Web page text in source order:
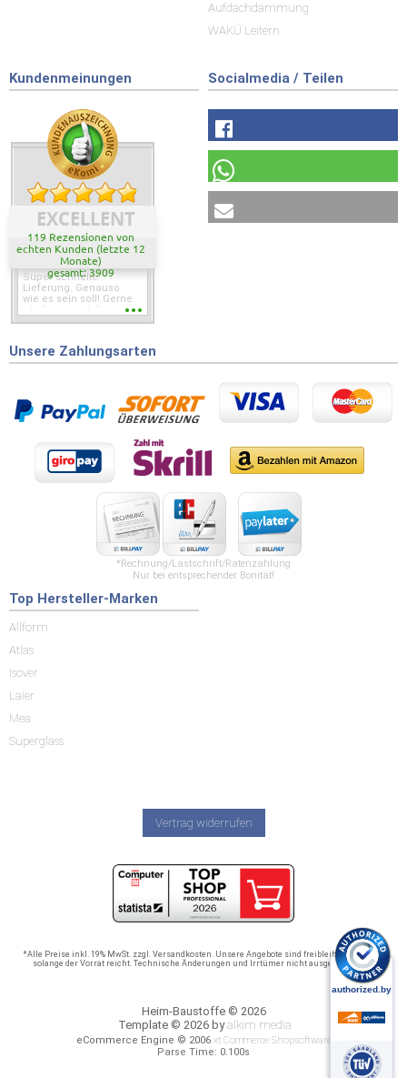
Aufdachdämmung
WAKÜ Leitern
Kundenmeinungen
EXCELLENT
119 Rezensionen von
echten Kunden (letzte 12
Monate)
gesamt: 3909
Super schnelle
Lieferung. Genauso
wie es sein soll! Gerne
wieder wenn ich was
Socialmedia / Teilen
Unsere Zahlungsarten
*Rechnung/Lastschrift/Ratenzahlung
Nur bei entsprechender Bonität!
Top Hersteller-Marken
Allform
Atlas
Isover
Laier
Mea
Superglass
Vertrag widerrufen
*Alle Preise inkl. 19% MwSt. zzgl. Versandkosten. Unsere Angebote sind freibleibend und nur
solange der Vorrat reicht. Technische Änderungen und Irrtümer nicht ausgeschlossen.
Heim-Baustoffe © 2026
Template © 2026 byalkim media
eCommerce Engine © 2006 xt:Commerce Shopsoftware
Parse Time: 0.100s